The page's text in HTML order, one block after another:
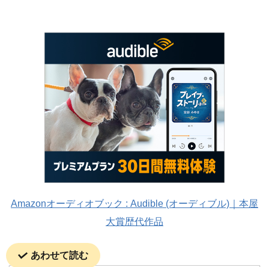
Amazonオーディオブック : Audible (オーディブル)｜本屋
大賞歴代作品
あわせて読む